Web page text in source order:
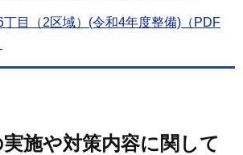
目（2区域）(令和4年度整備)（PDF
施や対策内容に関して